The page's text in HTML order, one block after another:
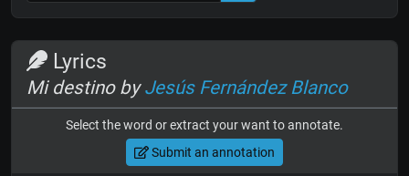
Lyrics
Mi destino byJesús Fernández Blanco
Select the word or extract your want to annotate.
Submit an annotation